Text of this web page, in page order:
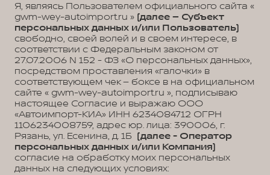
Я, являясь Пользователем официального сайта «
gwm-wey-autoimport.ru » (далее – Субъект
персональных данных и/или Пользователь)
свободно, своей волей и в своем интересе, в
соответствии с Федеральным законом от
27.07.2006 N 152 - ФЗ «О персональных данных»,
посредством проставления «галочки» в
соответствующем чек – боксе в на официальном
сайте « gwm-wey-autoimport.ru », подписываю
настоящее Согласие и выражаю ООО
«Автоимпорт-КИА» ИНН 6234084712 ОГРН
1106234008759, адрес юр. лица: 390006, г.
Рязань, ул. Есенина, д. 1Б (далее - Оператор
персональных данных и/или Компания)
согласие на обработку моих персональных
данных на следующих условиях: